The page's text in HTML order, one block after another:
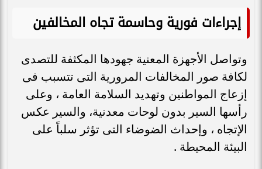
إجراءات فورية وحاسمة تجاه المخالفين
وتواصل الأجهزة المعنية جهودها المكثفة للتصدى
لكافة صور المخالفات المرورية التى تتسبب فى
إزعاج المواطنين وتهديد السلامة العامة ، وعلى
رأسها السير بدون لوحات معدنية، والسير عكس
الإتجاه ، وإحداث الضوضاء التى تؤثر سلباً على
البيئة المحيطة .